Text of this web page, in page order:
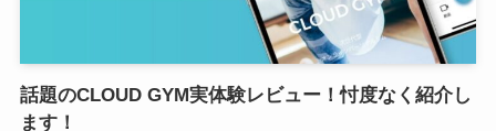
話題のCLOUD GYM実体験レビュー！忖度なく紹介し
ます！